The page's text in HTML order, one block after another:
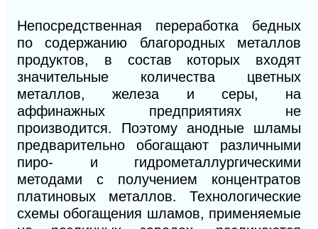
Непосредственная переработка бедных
по содержанию благородных металлов
продуктов, в состав которых входят
значительные количества цветных
металлов, железа и серы, на
аффинажных предприятиях не
производится. Поэтому анодные шламы
предварительно обогащают различными
пиро- и гидрометаллургическими
методами с получением концентратов
платиновых металлов. Технологические
схемы обогащения шламов, применяемые